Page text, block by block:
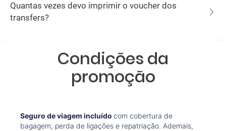
Quantas vezes devo imprimir o voucher dos
transfers?
Condições da
promoção
Seguro de viagem incluído com cobertura de
bagagem, perda de ligações e repatriação. Ademais,